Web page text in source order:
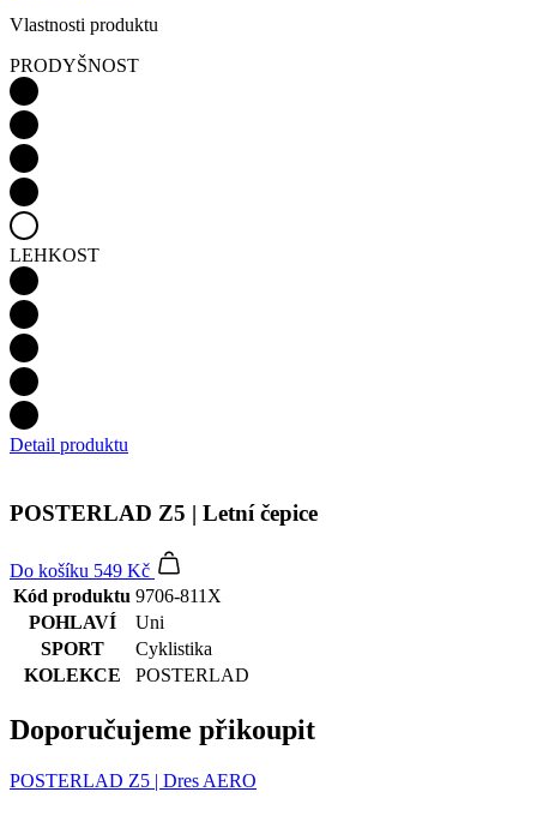
Vlastnosti produktu
PRODYŠNOST
LEHKOST
Detail produktu
POSTERLAD Z5 | Letní čepice
Do košíku 549 Kč
Kód produktu 9706-811X
POHLAVÍ
Uni
SPORT
Cyklistika
KOLEKCE
POSTERLAD
Doporučujeme přikoupit
POSTERLAD Z5 | Dres AERO